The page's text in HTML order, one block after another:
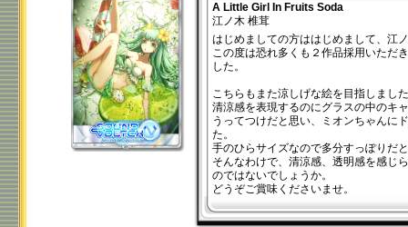
A Little Girl In Fruits Soda
江ノ木 椎茸
はじめましての方ははじめまして、江
この度は恐れ多くも２作品採用いただ
した。
こちらもまた涼しげな絵を目指しまし
清涼感を表現するのにグラスの中のキ
うってつけだと思い、ミオンちゃんに
た。
手のひらサイズなので多分すっぽりだ
そんなわけで、清涼感、透明感を感じ
のではないでしょうか。
どうぞご賞味くださいませ。